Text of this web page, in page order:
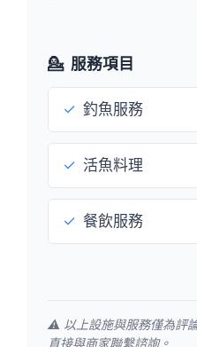
💁 服務項目
✓ 釣魚服務
✓ 活魚料理
✓ 餐飲服務
⚠️ 以上設施與服務僅為評
直接與商家聯繫諮詢。